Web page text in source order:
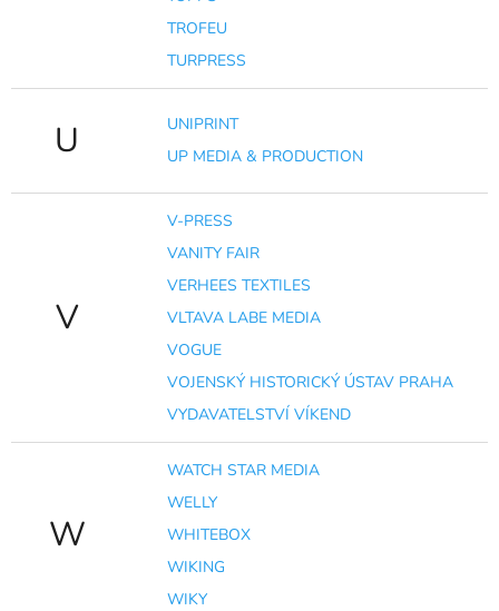
TROFEU
TURPRESS
U
UNIPRINT
UP MEDIA & PRODUCTION
V
V-PRESS
VANITY FAIR
VERHEES TEXTILES
VLTAVA LABE MEDIA
VOGUE
VOJENSKÝ HISTORICKÝ ÚSTAV PRAHA
VYDAVATELSTVÍ VÍKEND
W
WATCH STAR MEDIA
WELLY
WHITEBOX
WIKING
WIKY